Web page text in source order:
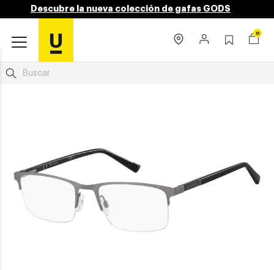
Descubre la nueva colección de gafas GODS
0